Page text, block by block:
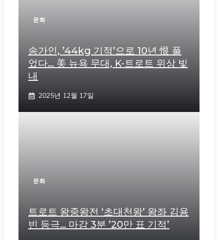
문화
송가인, ’44kg 기적’으로 10년 恨 풀
었다… 美 뉴욕 무대, K-트로트 위상 빛
내
2025년 12월 17일
문화
트로트 왕중왕전 ‘초대천왕’ 왕좌 김용
빈 등극… 마감 3분 ’20만 표 기적’